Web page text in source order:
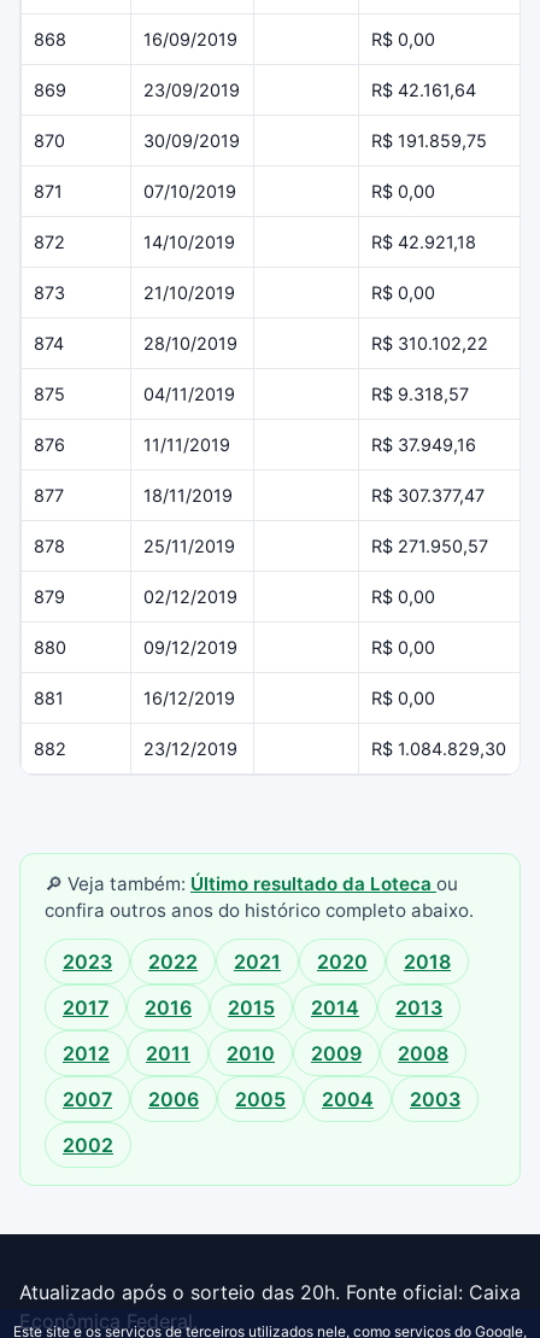
868 16/09/2019 R$ 0,00
869 23/09/2019 R$ 42.161,64
870 30/09/2019 R$ 191.859,75
871 07/10/2019 R$ 0,00
872 14/10/2019 R$ 42.921,18
873 21/10/2019 R$ 0,00
874 28/10/2019 R$ 310.102,22
875 04/11/2019 R$ 9.318,57
876 11/11/2019 R$ 37.949,16
877 18/11/2019 R$ 307.377,47
878 25/11/2019 R$ 271.950,57
879 02/12/2019 R$ 0,00
880 09/12/2019 R$ 0,00
881 16/12/2019 R$ 0,00
882 23/12/2019 R$ 1.084.829,30
🔎 Veja também: Último resultado da Loteca ou
confira outros anos do histórico completo abaixo.
2023 2022 2021 2020
2018
2017
2016 2015 2014
2013
2012
2011 2010 2009
2008
2007
2006 2005 2004
2003
2002
Atualizado após o sorteio das 20h. Fonte oficial: Caixa
Econômica Federal.
Este site e os serviços de terceiros utilizados nele, como serviços do Google,